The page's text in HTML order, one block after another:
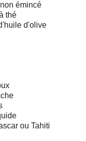
émincé
thé
d'olive
ou Tahiti